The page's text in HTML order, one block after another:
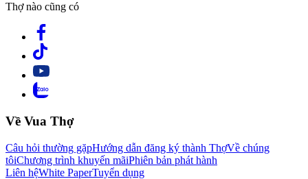
Thợ nào cũng có
Về Vua Thợ
Câu hỏi thường gặpHướng dẫn đăng ký thành ThợVề chúng
tôiChương trình khuyến mãiPhiên bản phát hành
Liên hệWhite PaperTuyển dụng